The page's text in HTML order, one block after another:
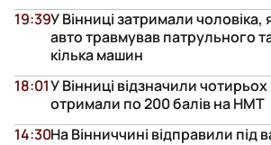
У Вінниці затримали
авто травмував патрульного
кілька машин
19:39
У Вінниці відзначили чотирьох
отримали по 200 балів на НМТ
18:01
На Вінниччині відправили під
14:30